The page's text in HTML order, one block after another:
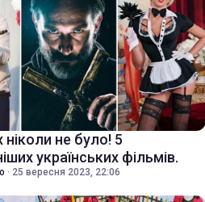
ніколи не було! 5
українських фільмів.
· 25 вересня 2023, 22:06